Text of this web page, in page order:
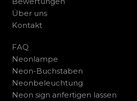
Über uns
Kontakt
FAQ
Neonlampe
Neon-Buchstaben
Neonbeleuchtung
Neon sign anfertigen lassen